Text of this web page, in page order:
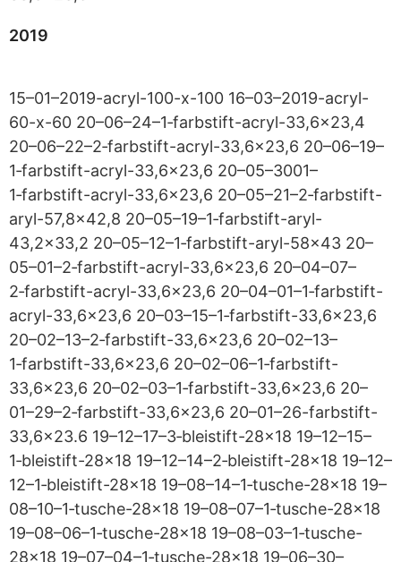
2019
15–01–2019-acryl-100-x-100 16–03–2019-acryl-
60-x-60 20–06–24–1‑farbstift-acryl-33,6x23,4
20–06–22–2‑farbstift-acryl-33,6x23,6 20–06–19–
1‑farbstift-acryl-33,6x23,6 20–05–3001–
1‑farbstift-acryl-33,6x23,6 20–05–21–2‑farbstift-
aryl-57,8x42,8 20–05–19–1‑farbstift-aryl-
43,2x33,2 20–05–12–1‑farbstift-aryl-58x43 20–
05–01–2‑farbstift-acryl-33,6x23,6 20–04–07–
2‑farbstift-acryl-33,6x23,6 20–04–01–1‑farbstift-
acryl-33,6x23,6 20–03–15–1‑farbstift-33,6x23,6
20–02–13–2‑farbstift-33,6x23,6 20–02–13–
1‑farbstift-33,6x23,6 20–02–06–1‑farbstift-
33,6x23,6 20–02–03–1‑farbstift-33,6x23,6 20–
01–29–2‑farbstift-33,6x23,6 20–01–26-farbstift-
33,6x23.6 19–12–17–3‑bleistift-28x18 19–12–15–
1‑bleistift-28x18 19–12–14–2‑bleistift-28x18 19–12–
12–1‑bleistift-28x18 19–08–14–1‑tusche-28x18 19–
08–10–1‑tusche-28x18 19–08–07–1‑tusche-28x18
19–08–06–1‑tusche-28x18 19–08–03–1‑tusche-
28x18 19–07–04–1‑tusche-28x18 19–06–30–